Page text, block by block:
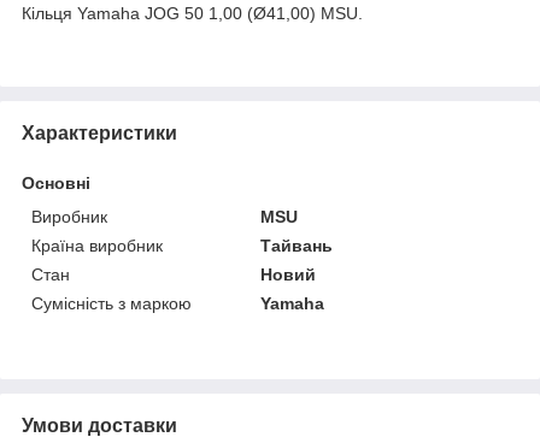
Кільця Yamaha JOG 50 1,00 (Ø41,00) MSU.
Характеристики
Основні
Виробник
MSU
Країна виробник
Тайвань
Стан
Новий
Сумісність з маркою
Yamaha
Умови доставки